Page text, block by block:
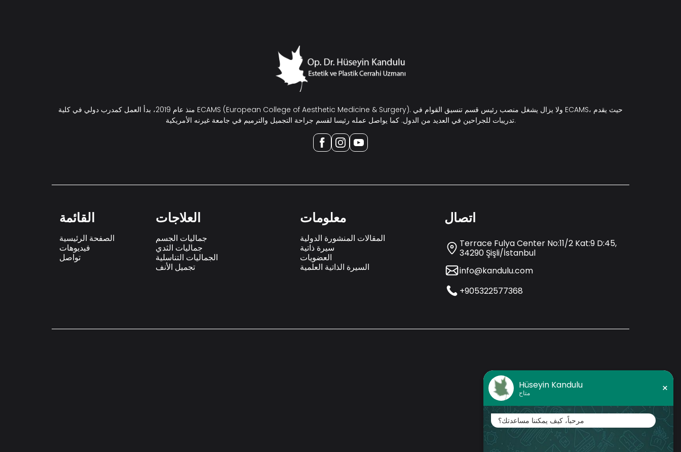
Hüseyin Kandulu
متاح ×
مرحباً، كيف يمكننا مساعدتك؟
منذ عام 2019، بدأ العمل كمدرب دولي في كلية ECAMS (European College of Aesthetic Medicine & Surgery). ولا يزال يشغل منصب رئيس قسم تنسيق القوام في ECAMS، حيث يقدم
تدريبات للجراحين في العديد من الدول. كما يواصل عمله رئيسا لقسم جراحة التجميل والترميم في جامعة غيرنه الأمريكية.
القائمة
الصفحة الرئيسية
فيديوهات
تواصل
العلاجات
جماليات الجسم
جماليات الثدي
الجماليات التناسلية
تجميل الأنف
معلومات
المقالات المنشورة الدولية
سيرة ذاتية
العضويات
السيرة الذاتية العلمية
اتصال
Terrace Fulya Center No:11/2 Kat:9 D:45,
34290 Şişli/İstanbul
info@kandulu.com
+905322577368